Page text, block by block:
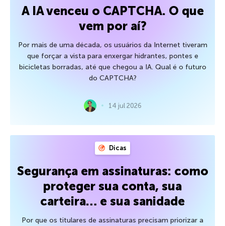
A IA venceu o CAPTCHA. O que
vem por aí?
Por mais de uma década, os usuários da Internet tiveram
que forçar a vista para enxergar hidrantes, pontes e
bicicletas borradas, até que chegou a IA. Qual é o futuro
do CAPTCHA?
14 jul 2026
Dicas
Segurança em assinaturas: como
proteger sua conta, sua
carteira… e sua sanidade
Por que os titulares de assinaturas precisam priorizar a